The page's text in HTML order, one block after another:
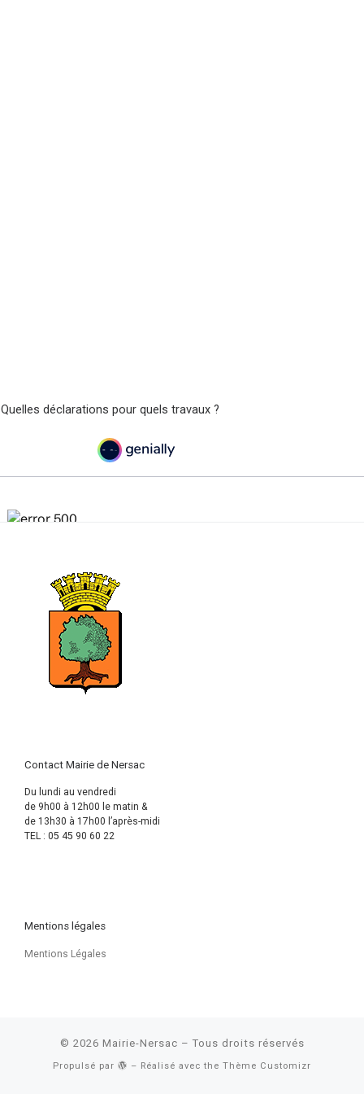
déclarations pour quels travaux ?
Contact Mairie de Nersac
Du lundi au vendredi
de 9h00 à 12h00 le matin &
de 13h30 à 17h00 l’après-midi
TEL : 05 45 90 60 22
Mentions légales
Mentions Légales
© 2026 Mairie-Nersac – Tous droits réservés
Propulsé par – Réalisé avec the Thème Customizr